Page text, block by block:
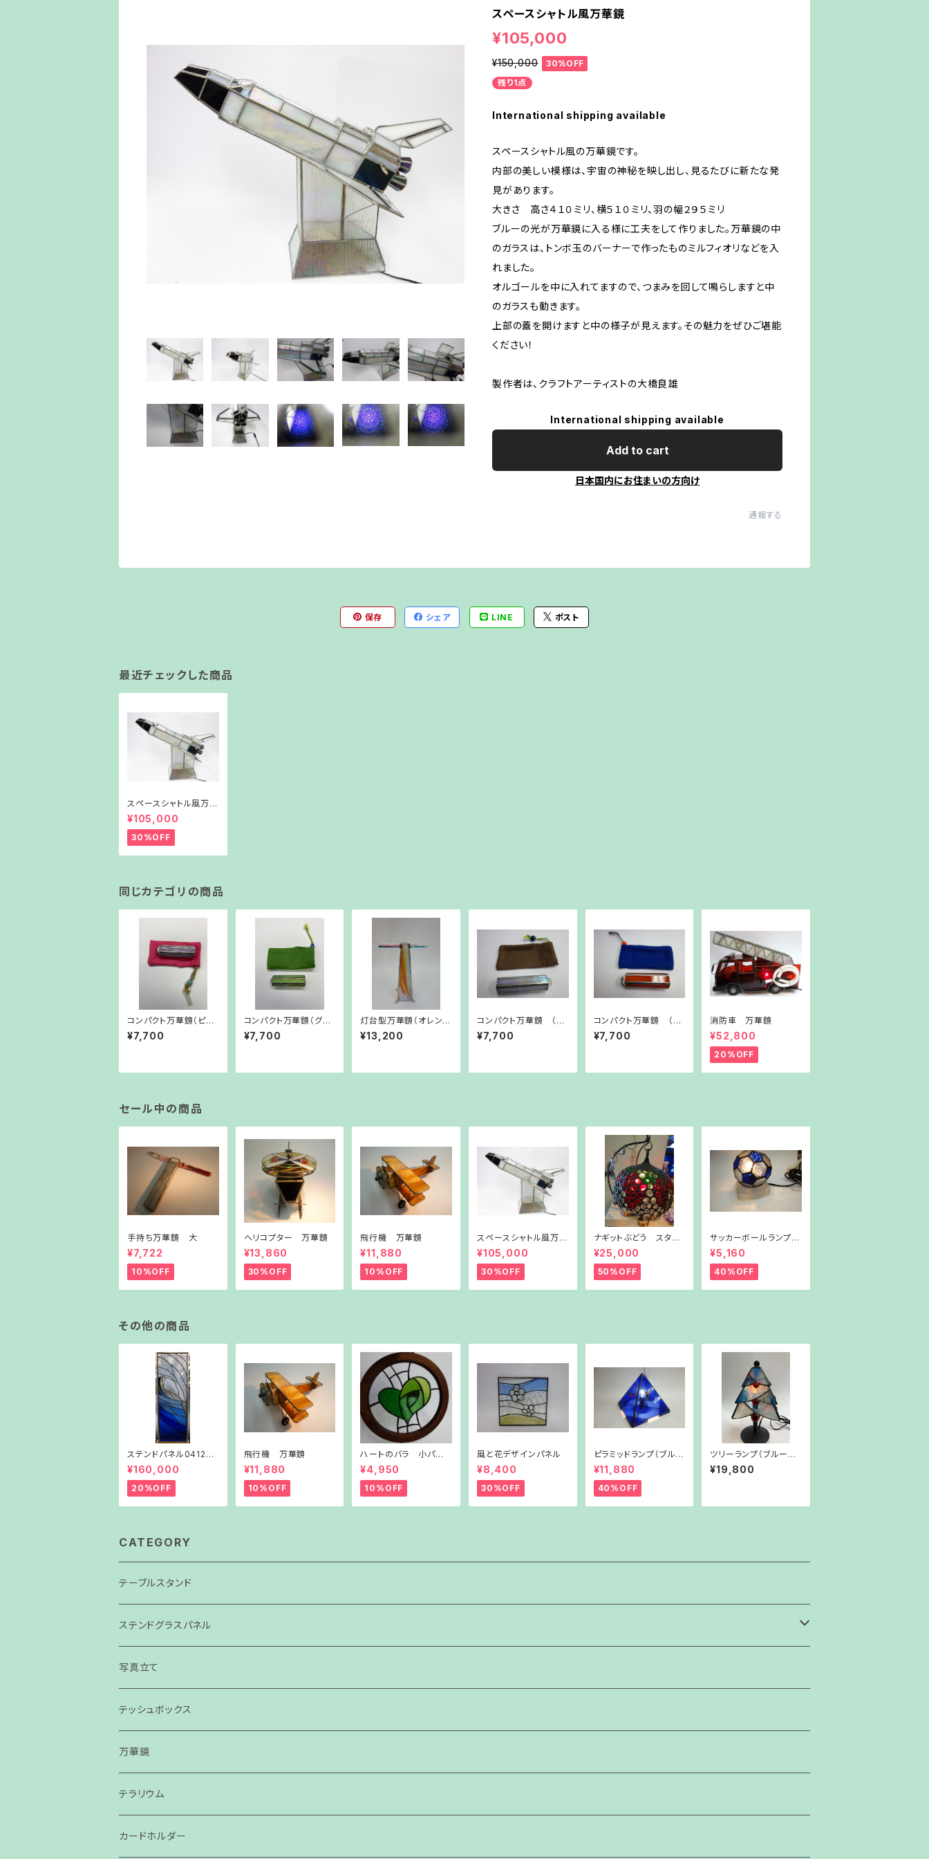
スペースシャトル風万華鏡
¥105,000
¥150,000
30%OFF
残り1点
International shipping available
スペースシャトル風の万華鏡です。
内部の美しい模様は、宇宙の神秘を映し出し、見るたびに新たな発
見があります。
大きさ 高さ４１０ミリ、横５１０ミリ、羽の幅２９５ミリ
ブルーの光が万華鏡に入る様に工夫をして作りました。万華鏡の中
のガラスは、トンボ玉のバーナーで作ったものミルフィオリなどを入
れました。
オルゴールを中に入れてますので、つまみを回して鳴らしますと中
のガラスも動きます。
上部の蓋を開けますと中の様子が見えます。その魅力をぜひご堪能
ください！
製作者は、クラフトアーティストの大橋良雄
International shipping available
Add to cart
日本国内にお住まいの方向け
通報する
保存 シェア LINE ポスト
最近チェックした商品
スペースシャトル風万華
鏡
¥105,000
30%OFF
同じカテゴリの商品
コンパクト万華鏡（ピン
クパープル）
¥7,700
コンパクト万華鏡（グリ
ーン）
¥7,700
灯台型万華鏡（オレンジ
の流れ）
¥13,200
コンパクト万華鏡 （ホ
ワイトラメ）
¥7,700
コンパクト万華鏡 （オ
レンジ）
¥7,700
消防車 万華鏡
¥52,800
20%OFF
セール中の商品
手持ち万華鏡 大
¥7,722
10%OFF
ヘリコプター 万華鏡
¥13,860
30%OFF
飛行機 万華鏡
¥11,880
10%OFF
スペースシャトル風万華
鏡
¥105,000
30%OFF
ナギットぶどう スタン
ドランプ
¥25,000
50%OFF
サッカーボールランプ
ガラス台付き
¥5,160
40%OFF
その他の商品
ステンドパネル041200
01 波
¥160,000
20%OFF
飛行機 万華鏡
¥11,880
10%OFF
ハートのバラ 小パネ
ル（グリーン）
¥4,950
10%OFF
風と花デザインパネル
¥8,400
30%OFF
ピラミッドランプ（ブル
ー）
¥11,880
40%OFF
ツリーランプ（ブルーホ
ワイト）
¥19,800
CATEGORY
テーブルスタンド
ステンドグラスパネル
パネル
スモールパネル
写真立て
テッシュボックス
万華鏡
テラリウム
カードホルダー